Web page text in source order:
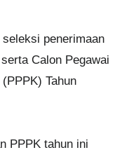
penerimaan
Calon Pegawai
Tahun
PPPK tahun ini